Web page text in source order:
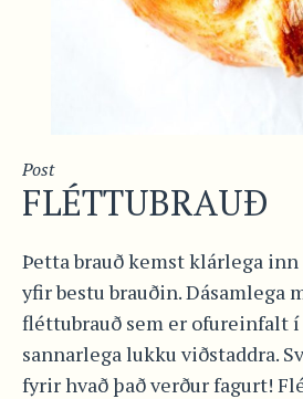
Post
FLÉTTUBRAUÐ
Þetta brauð kemst klárlega
yfir bestu brauðin. Dásamlega
fléttubrauð sem er ofureinfalt í
sannarlega lukku viðstaddra.
fyrir hvað það verður fagurt!